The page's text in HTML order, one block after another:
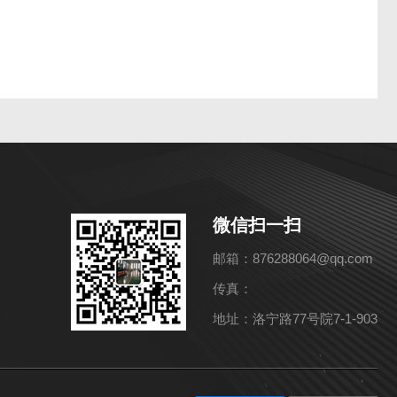
微信扫一扫
邮箱：876288064@qq.com
传真：
地址：洛宁路77号院7-1-903